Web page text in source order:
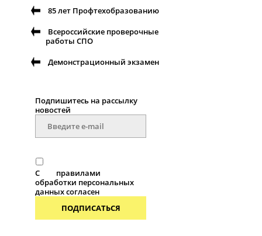
85 лет Профтехобразованию
Всероссийские проверочные
работы СПО
Демонстрационный экзамен
Подпишитесь на рассылку
новостей
С
правилами
обработки персональных
данных согласен
ПОДПИСАТЬСЯ